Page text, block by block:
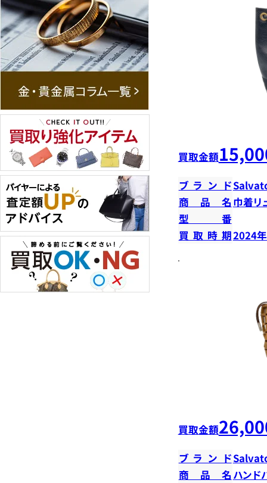
買取金額
ブランド
商品名 巾着リ
型番
買取時期2024
買取金額
ブランド
商品名 ハンド